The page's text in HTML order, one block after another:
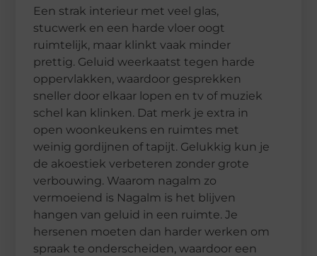
Een strak interieur met veel glas,
stucwerk en een harde vloer oogt
ruimtelijk, maar klinkt vaak minder
prettig. Geluid weerkaatst tegen harde
oppervlakken, waardoor gesprekken
sneller door elkaar lopen en tv of muziek
schel kan klinken. Dat merk je extra in
open woonkeukens en ruimtes met
weinig gordijnen of tapijt. Gelukkig kun je
de akoestiek verbeteren zonder grote
verbouwing. Waarom nagalm zo
vermoeiend is Nagalm is het blijven
hangen van geluid in een ruimte. Je
hersenen moeten dan harder werken om
spraak te onderscheiden, waardoor een